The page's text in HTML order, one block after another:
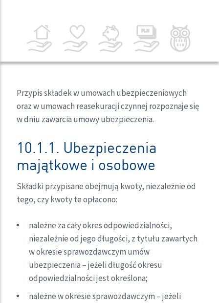
Przypis składek w umowach ubezpieczeniowych
oraz w umowach reasekuracji czynnej rozpoznaje się
w dniu zawarcia umowy ubezpieczenia.
10.1.1. Ubezpieczenia
majątkowe i osobowe
Składki przypisane obejmują kwoty, niezależnie od
tego, czy kwoty te opłacono:
należne za cały okres odpowiedzialności,
niezależnie od jego długości, z tytułu zawartych
w okresie sprawozdawczym umów
ubezpieczenia – jeżeli długość okresu
odpowiedzialności jest określona;
należne w okresie sprawozdawczym – jeżeli